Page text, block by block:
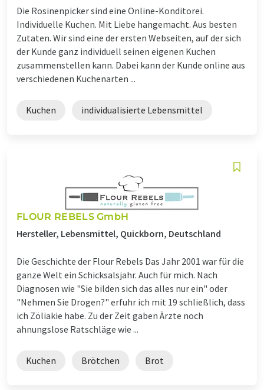
Die Rosinenpicker sind eine Online-Konditorei.
Individuelle Kuchen. Mit Liebe hangemacht. Aus besten
Zutaten. Wir sind eine der ersten Webseiten, auf der sich
der Kunde ganz individuell seinen eigenen Kuchen
zusammenstellen kann. Dabei kann der Kunde online aus
verschiedenen Kuchenarten ...
Kuchen individualisierte Lebensmittel
FLOUR REBELS GmbH
Hersteller, Lebensmittel, Quickborn, Deutschland
Die Geschichte der Flour Rebels Das Jahr 2001 war für die
ganze Welt ein Schicksalsjahr. Auch für mich. Nach
Diagnosen wie "Sie bilden sich das alles nur ein" oder
"Nehmen Sie Drogen?" erfuhr ich mit 19 schließlich, dass
ich Zöliakie habe. Zu der Zeit gaben Ärzte noch
ahnungslose Ratschläge wie ...
Kuchen Brötchen Brot